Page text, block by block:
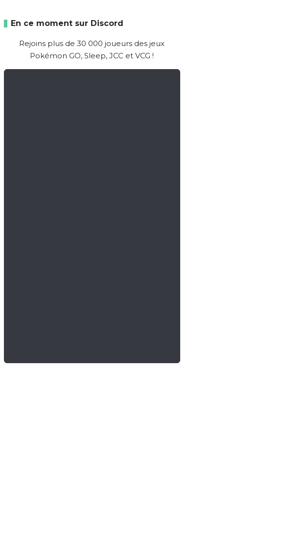
En ce moment sur Discord
Rejoins plus de 30 000 joueurs des jeux
Pokémon GO, Sleep, JCC et VCG !